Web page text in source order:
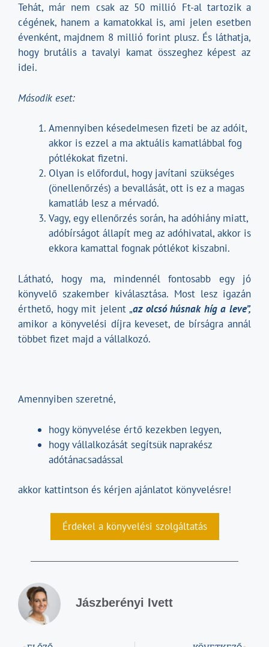
Tehát, már nem csak az 50 millió Ft-al tartozik a
cégének, hanem a kamatokkal is, ami jelen esetben
évenként, majdnem 8 millió forint plusz. És láthatja,
hogy brutális a tavalyi kamat összeghez képest az
idei.
Második eset:
Amennyiben késedelmesen fizeti be az adóit,
akkor is ezzel a ma aktuális kamatlábbal fog
pótlékokat fizetni.
Olyan is előfordul, hogy javítani szükséges
(önellenőrzés) a bevallását, ott is ez a magas
kamatláb lesz a mérvadó.
Vagy, egy ellenőrzés során, ha adóhiány miatt,
adóbírságot állapít meg az adóhivatal, akkor is
ekkora kamattal fognak pótlékot kiszabni.
Látható, hogy ma, mindennél fontosabb egy jó
könyvelő szakember kiválasztása. Most lesz igazán
érthető, hogy mit jelent „az olcsó húsnak híg a leve”,
amikor a könyvelési díjra keveset, de bírságra annál
többet fizet majd a vállalkozó.
Amennyiben szeretné,
hogy könyvelése értő kezekben legyen,
hogy vállalkozását segítsük naprakész
adótánacsadással
akkor kattintson és kérjen ajánlatot könyvelésre!
Érdekel a könyvelési szolgáltatás
Jászberényi Ivett